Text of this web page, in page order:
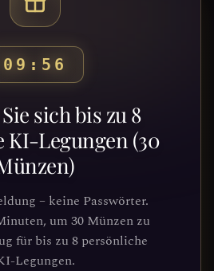
09:54
sich bis zu 8
KI-Legungen (30
– keine Passwörter.
um 30 Münzen zu
für bis zu 8 persönliche
Legungen.
Weg zu
dich Tausenden von
an, die Klarheit und
unsere Plattform
Deine kosmische Reise
wartet.